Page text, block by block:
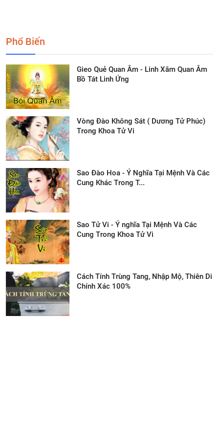
Phổ Biến
Gieo Quẻ Quan Âm - Linh Xăm Quan Âm
Bồ Tát Linh Ứng
Vòng Đào Không Sát ( Dương Tử Phúc)
Trong Khoa Tử Vi
Sao Đào Hoa - Ý Nghĩa Tại Mệnh Và Các
Cung Khác Trong T...
Sao Tử Vi - Ý nghĩa Tại Mệnh Và Các
Cung Trong Khoa Tử Vi
Cách Tính Trùng Tang, Nhập Mộ, Thiên Di
Chính Xác 100%